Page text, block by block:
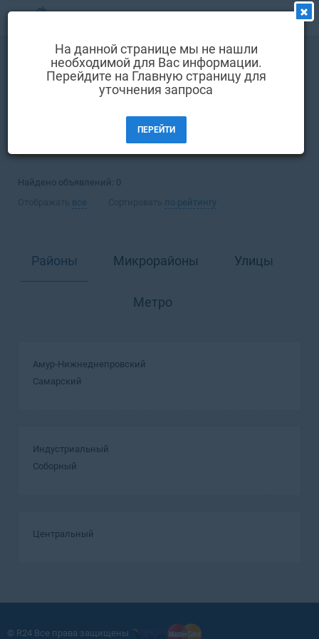
Выбрать язык
Вход и регистрация
Комментарии к объявления
Как добавить объявление
Покупка Квартира
ФИЛЬТРЫ (1)
Найдено объявлений: 0
все по рейтингу
Районы Микрорайоны Улицы
Метро
Амур-Нижнеднепровский
Самарский
Индустриальный
Соборный
Центральный
© R24 Все права защищены
На данной странице мы не нашли
необходимой для Вас информации.
Перейдите на Главную страницу для
уточнения запроса
ПЕРЕЙТИ